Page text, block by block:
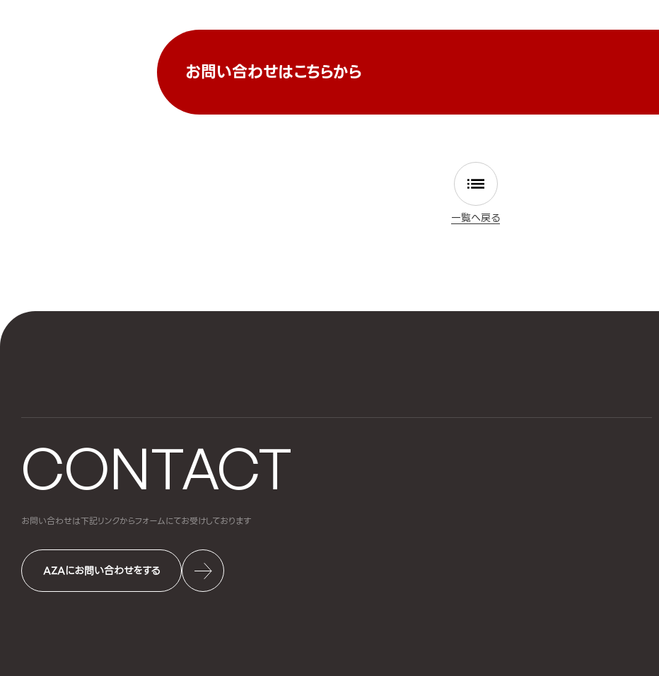
お問い合わせはこちらから
一覧へ戻る
CONTACT
お問い合わせは下記リンクからフォームにてお受けしております
AZAにお問い合わせをする